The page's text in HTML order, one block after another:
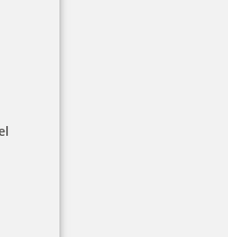
BEZAHLT 39 x 22 mm
€